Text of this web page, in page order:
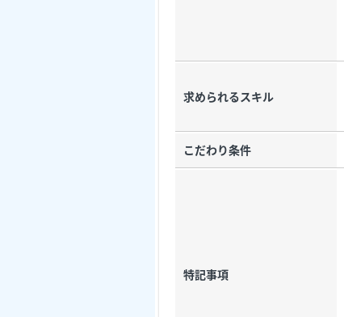
求められるスキル
こだわり条件
特記事項